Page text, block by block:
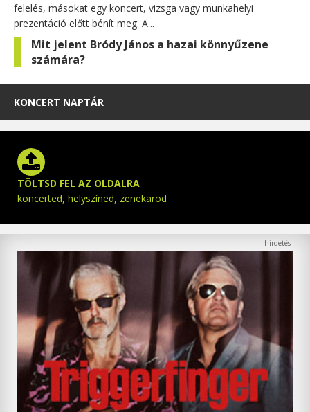
felelés, másokat egy koncert, vizsga vagy munkahelyi
prezentáció előtt bénít meg. A...
Mit jelent Bródy János a hazai könnyűzene
számára?
KONCERT NAPTÁR
TÖLTSD FEL AZ OLDALRA
koncerted, helyszíned, zenekarod